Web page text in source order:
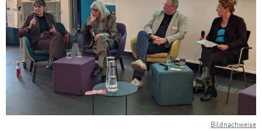
Bildnachweise